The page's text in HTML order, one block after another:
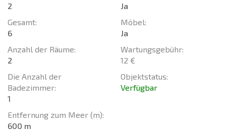
2
Gesamt:
6
Anzahl der Räume:
2
Die Anzahl der
Badezimmer:
1
Entfernung zum Meer (m):
600 m
Ja
Möbel:
Ja
Wartungsgebühr:
12 €
Objektstatus:
Verfügbar